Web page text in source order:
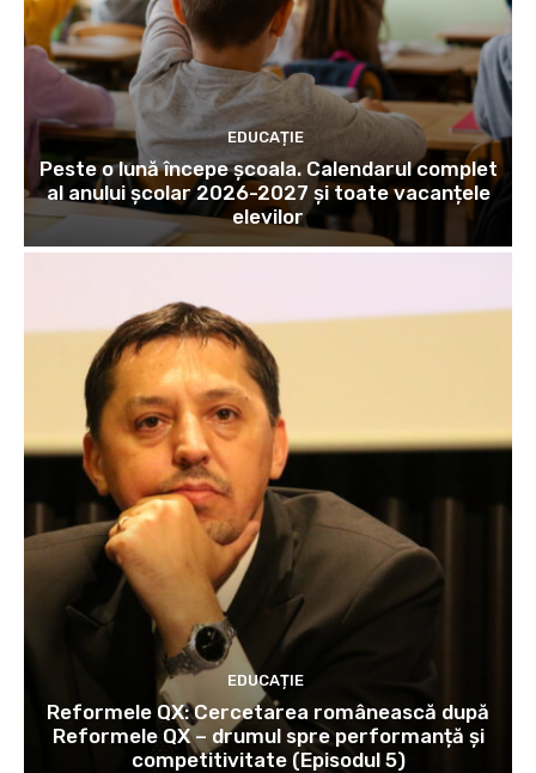
EDUCAȚIE
Peste o lună începe școala. Calendarul complet
al anului școlar 2026-2027 și toate vacanțele
elevilor
EDUCAȚIE
Reformele QX: Cercetarea românească după
Reformele QX – drumul spre performanță și
competitivitate (Episodul 5)